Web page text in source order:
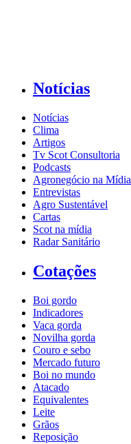
Notícias
Notícias
Clima
Artigos
Tv Scot Consultoria
Podcasts
Agronegócio na Mídia
Entrevistas
Agro Sustentável
Cartas
Scot na mídia
Radar Sanitário
Cotações
Boi gordo
Indicadores
Vaca gorda
Novilha gorda
Couro e sebo
Mercado futuro
Boi no mundo
Atacado
Equivalentes
Leite
Grãos
Reposição